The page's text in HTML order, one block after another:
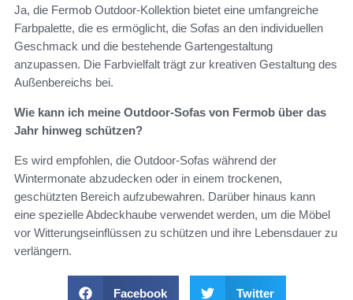
Ja, die Fermob Outdoor-Kollektion bietet eine umfangreiche
Farbpalette, die es ermöglicht, die Sofas an den individuellen
Geschmack und die bestehende Gartengestaltung
anzupassen. Die Farbvielfalt trägt zur kreativen Gestaltung des
Außenbereichs bei.
Wie kann ich meine Outdoor-Sofas von Fermob über das
Jahr hinweg schützen?
Es wird empfohlen, die Outdoor-Sofas während der
Wintermonate abzudecken oder in einem trockenen,
geschützten Bereich aufzubewahren. Darüber hinaus kann
eine spezielle Abdeckhaube verwendet werden, um die Möbel
vor Witterungseinflüssen zu schützen und ihre Lebensdauer zu
verlängern.
Facebook Twitter